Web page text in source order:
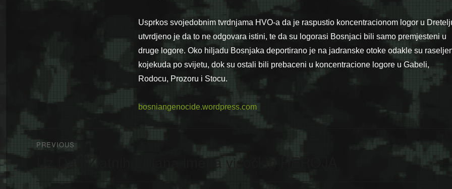
Usprkos svojedobnim tvrdnjama HVO-a da je raspustio koncentracionom logor u
utvrdjeno je da to ne odgovara istini, te da su logorasi Bosnjaci bili samo premjesteni u
druge logore. Oko hiljadu Bosnjaka deportirano je na jadranske otoke odakle su
kojekuda po svijetu, dok su ostali bili prebaceni u koncentracione logore u Gabeli,
Rodocu, Prozoru i Stocu.
bosniangenocide.wordpress.com
Navigacija
PREVIOUS
Uz Dan Zlatnih Ljiljana imena visočkih HEROJA